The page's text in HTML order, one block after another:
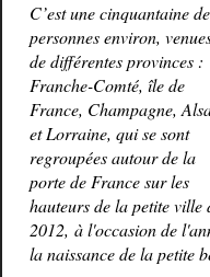
C’est une cinquantaine de
personnes environ,
de différentes provinces :
Franche-Comté, île de
France, Champagne,
et Lorraine, qui se sont
regroupées autour de la
porte de France sur les
hauteurs de la petite ville
2012, à l'occasion de
la naissance de la petite